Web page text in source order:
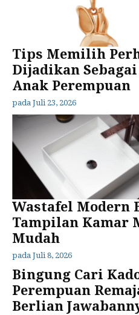
Tips Memilih
Dijadikan
Anak Perempuan
pada Juli 23, 2026
Wastafel Modern
Tampilan Kamar
Mudah
pada Juli 8, 2026
Bingung Cari
Perempuan
Berlian